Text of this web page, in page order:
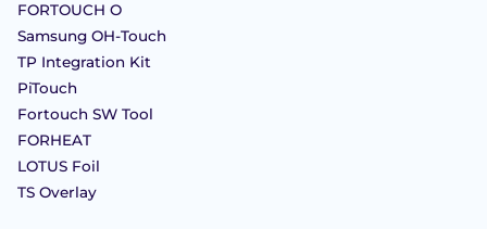
FORTOUCH O
Samsung OH-Touch
TP Integration Kit
PiTouch
Fortouch SW Tool
FORHEAT
LOTUS Foil
TS Overlay